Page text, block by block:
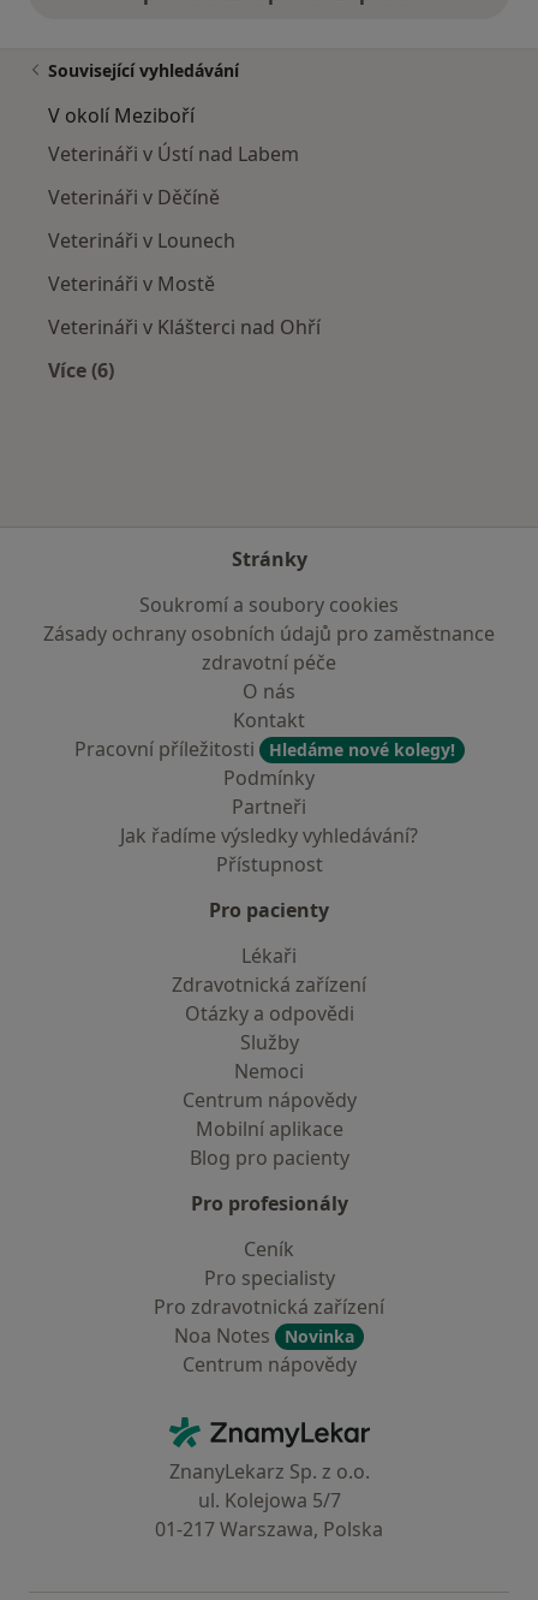
Související vyhledávání
V okolí Meziboří
Veterináři v Ústí nad Labem
Veterináři v Děčíně
Veterináři v Lounech
Veterináři v Mostě
Veterináři v Klášterci nad Ohří
Více (6)
Stránky
Soukromí a soubory cookies
Zásady ochrany osobních údajů pro zaměstnance
zdravotní péče
O nás
Kontakt
Pracovní příležitosti
Hledáme nové kolegy!
Podmínky
Partneři
Jak řadíme výsledky vyhledávání?
Přístupnost
Pro pacienty
Lékaři
Zdravotnická zařízení
Otázky a odpovědi
Služby
Nemoci
Centrum nápovědy
Mobilní aplikace
Blog pro pacienty
Pro profesionály
Ceník
Pro specialisty
Pro zdravotnická zařízení
Noa Notes
Novinka
Centrum nápovědy
ZnamyLekar - Hlavní stránka
ZnanyLekarz Sp. z o.o.
ul. Kolejowa 5/7
01-217 Warszawa, Polska